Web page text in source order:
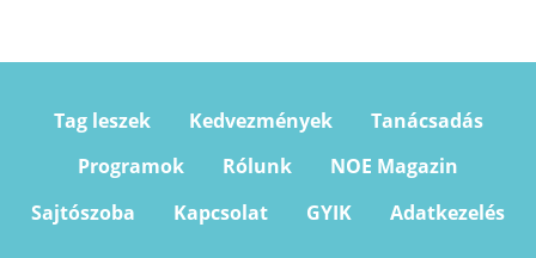
Tag leszek Kedvezmények
Tanácsadás
Programok
Rólunk
NOE Magazin
Sajtószoba
Kapcsolat GYIK Adatkezelés